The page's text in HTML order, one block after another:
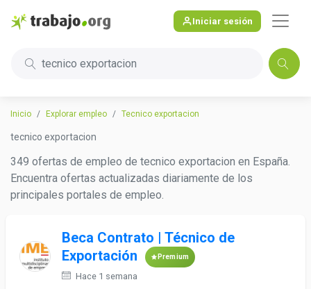
Iniciar sesión
tecnico exportacion
Inicio Explorar empleo Tecnico exportacion
tecnico exportacion
349 ofertas de empleo de tecnico exportacion en España.
Encuentra ofertas actualizadas diariamente de los
principales portales de empleo.
Beca Contrato | Técnico de
Exportación
Premium
Hace 1 semana